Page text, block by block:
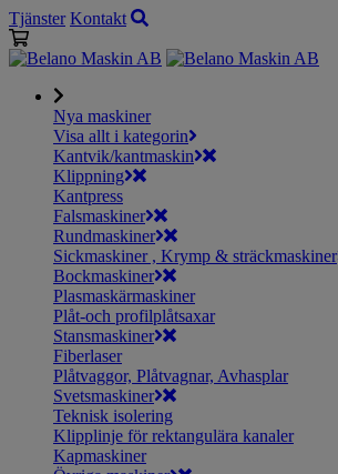
Tjänster Kontakt
Nya maskiner
Visa allt i kategorin
Kantvik/kantmaskin
Klippning
Kantpress
Falsmaskiner
Rundmaskiner
Sickmaskiner , Krymp & sträckmaskiner
Bockmaskiner
Plasmaskärmaskiner
Plåt-och profilplåtsaxar
Stansmaskiner
Fiberlaser
Plåtvaggor, Plåtvagnar, Avhasplar
Svetsmaskiner
Teknisk isolering
Klipplinje för rektangulära kanaler
Kapmaskiner